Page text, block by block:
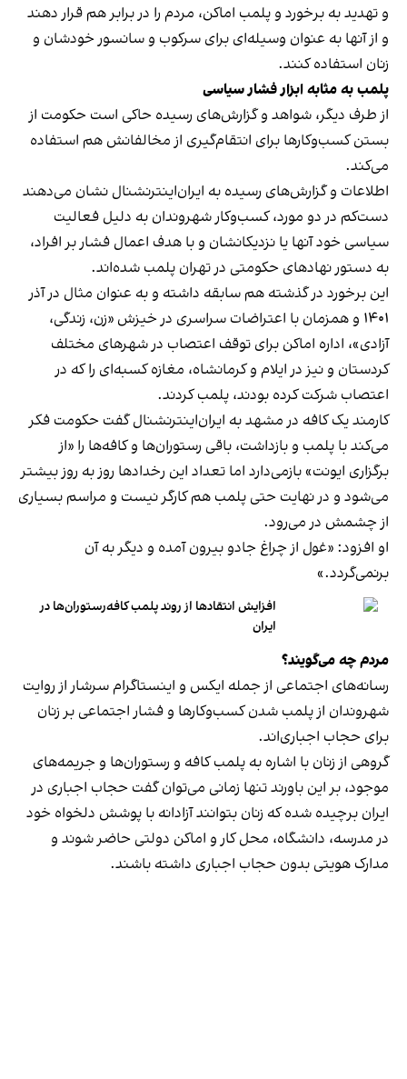
و تهدید به برخورد و پلمب اماکن، مردم را در برابر هم قرار دهند
و از آنها به عنوان وسیله‌ای برای سرکوب و سانسور خودشان و
زنان استفاده کنند.
پلمب به مثابه ابزار فشار سیاسی
از طرف دیگر، شواهد و گزارش‌های رسیده حاکی است حکومت از
بستن کسب‌وکارها برای انتقام‌گیری از مخالفانش هم استفاده
می‌کند.
اطلاعات و گزارش‌های رسیده به ایران‌اینترنشنال نشان می‌دهند
دست‌کم در دو مورد، کسب‌وکار شهروندان به دلیل فعالیت
سیاسی خود آنها یا نزدیکانشان و با هدف اعمال فشار بر افراد،
به دستور نهادهای حکومتی در تهران پلمب شده‌اند.
این برخورد در گذشته هم سابقه داشته و به عنوان مثال در آذر
۱۴۰۱ و همزمان با اعتراضات سراسری در خیزش «زن، زندگی،
آزادی»، اداره اماکن برای توقف اعتصاب در شهرهای مختلف
کردستان و نیز در ایلام و کرمانشاه، مغازه کسبه‌ای را که در
اعتصاب شرکت کرده بودند، پلمب کردند.
کارمند یک کافه در مشهد به ایران‌اینترنشنال گفت حکومت فکر
می‌کند با پلمب و بازداشت، باقی رستوران‌ها و کافه‌ها را «از
برگزاری ایونت» بازمی‌دارد اما تعداد این رخدادها روز به روز بیشتر
می‌شود و در نهایت حتی پلمب هم کارگر نیست و مراسم بسیاری
از چشمش در می‌رود.
او افزود: «غول از چراغ جادو بیرون آمده و دیگر به آن
برنمی‎‌گردد.»
افزایش انتقادها از روند پلمب کافه‌رستوران‌ها در
ایران
مردم چه می‌گویند؟
رسانه‎‌های اجتماعی از جمله ایکس و اینستاگرام سرشار از روایت
شهروندان از پلمب شدن کسب‌وکارها و فشار اجتماعی بر زنان
برای حجاب اجباری‌اند.
گروهی از زنان با اشاره به پلمب کافه و رستوران‌ها و جریمه‌های
موجود، بر این باورند تنها زمانی می‌توان گفت حجاب اجباری در
ایران برچیده شده که زنان بتوانند آزادانه با پوشش دلخواه خود
در مدرسه، دانشگاه، محل کار و اماکن دولتی حاضر شوند و
مدارک هویتی بدون حجاب اجباری داشته باشند.